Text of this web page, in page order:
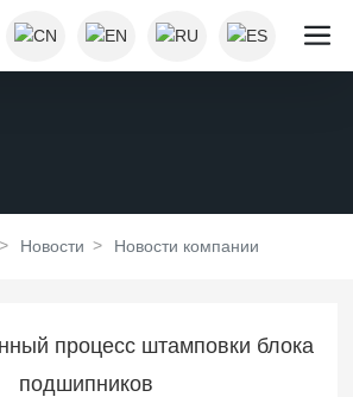
Новости Новости компании
процесс штамповки блока
подшипников